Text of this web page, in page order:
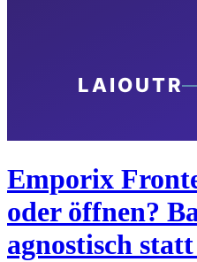
Emporix
oder öffnen?
agnostisch